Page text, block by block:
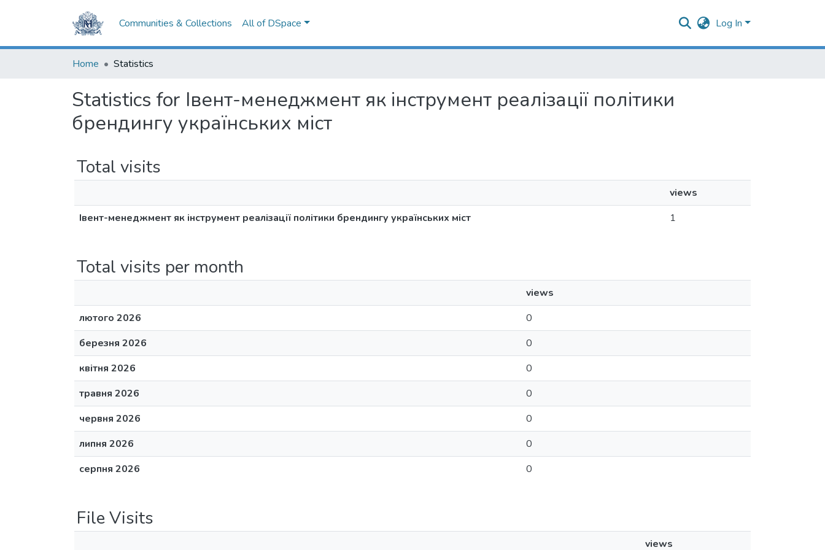
Communities & Collections All of DSpace Log In
Home Statistics
Statistics for Івент-менеджмент як інструмент реалізації політики
брендингу українських міст
Total visits
views
Івент-менеджмент як інструмент реалізації політики брендингу українських міст
1
Total visits per month
views
лютого 2026
0
березня 2026
0
квітня 2026
0
травня 2026
0
червня 2026
0
липня 2026
0
серпня 2026
0
File Visits
views